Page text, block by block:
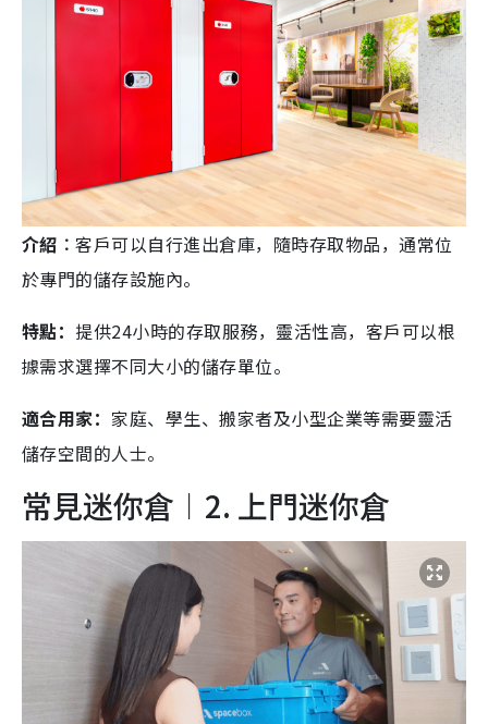
介紹︰客戶可以自行進出倉庫，隨時存取物品，通常位
於專門的儲存設施內。
特點：提供24小時的存取服務，靈活性高，客戶可以根
據需求選擇不同大小的儲存單位。
適合用家：家庭、學生、搬家者及小型企業等需要靈活
儲存空間的人士。
常見迷你倉︱2. 上門迷你倉